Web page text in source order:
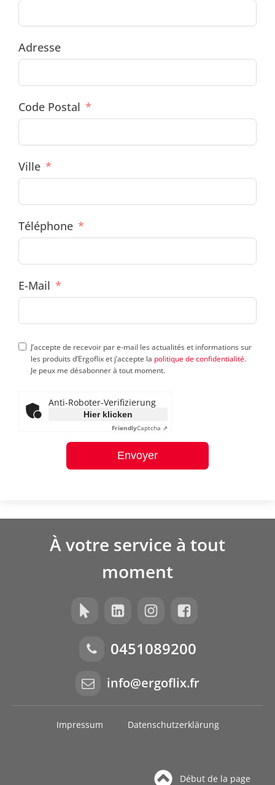
Adresse
Code Postal
Ville
Téléphone
E-Mail
J’accepte de recevoir par e-mail les actualités et informations sur
les produits d’Ergoflix et j’accepte la politique de confidentialité.
Je peux me désabonner à tout moment.
Anti-Roboter-Verifizierung
Hier klicken
FriendlyCaptcha ⇗
Envoyer
À votre service à tout
moment
0451089200
info@ergoflix.fr
Impressum Datenschutzerklärung
Début de la page